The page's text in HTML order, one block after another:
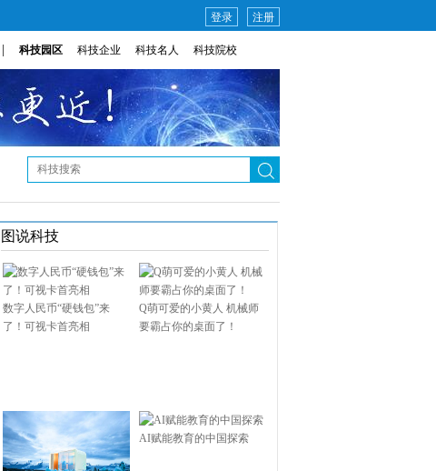
注册
登录
科技园区 科技企业 科技名人 科技院校
图说科技
数字人民币“硬钱包”来
了！可视卡首亮相
Q萌可爱的小黄人 机械师
要霸占你的桌面了！
AI赋能教育的中国探索